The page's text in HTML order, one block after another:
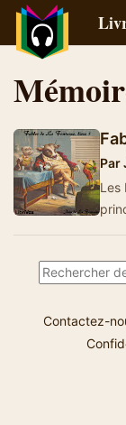
Par
Les
Contactez-